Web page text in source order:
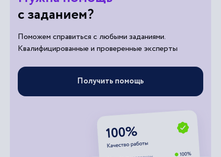
с заданием?
Поможем справиться с любыми заданиями.
Квалифицированные и проверенные эксперты
Получить помощь